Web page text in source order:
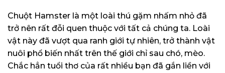
Chuột Hamster là một loài thú gặm nhấm nhỏ đã
trở nên rất đỗi quen thuộc với tất cả chúng ta. Loài
vật này đã vượt qua ranh giới tự nhiên, trở thành vật
nuôi phổ biến nhất trên thế giới chỉ sau chó, mèo.
Chắc hẳn tuổi thơ của rất nhiều bạn đã gắn liền với